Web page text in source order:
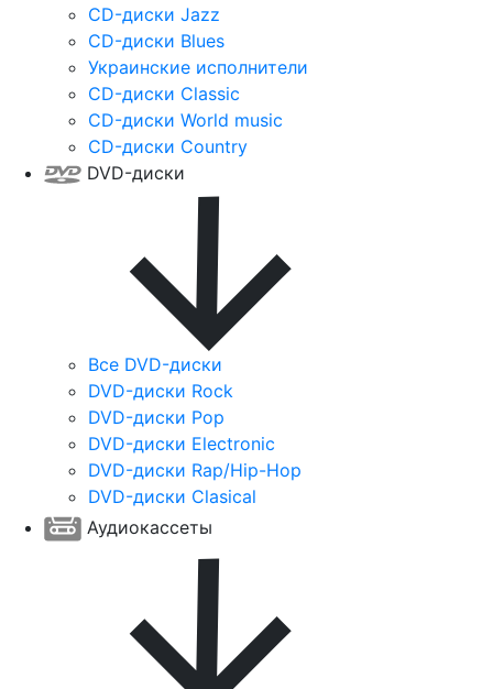
CD-диски Jazz
CD-диски Blues
Украинские исполнители
CD-диски Classic
CD-диски World music
CD-диски Country
DVD-диски
Все DVD-диски
DVD-диски Rock
DVD-диски Pop
DVD-диски Electronic
DVD-диски Rap/Hip-Hop
DVD-диски Clasical
Аудиокассеты